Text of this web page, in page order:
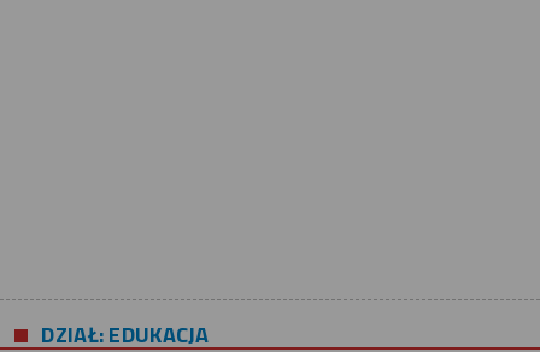
DZIAŁ: EDUKACJA